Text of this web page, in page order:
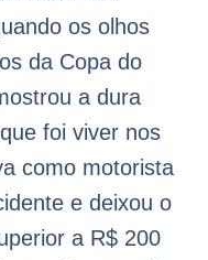
os olhos
da Copa do
a dura
foi viver nos
como motorista
e deixou o
a R$ 200